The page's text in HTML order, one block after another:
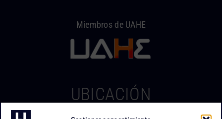
Miembros de UAHE
UBICACIÓN